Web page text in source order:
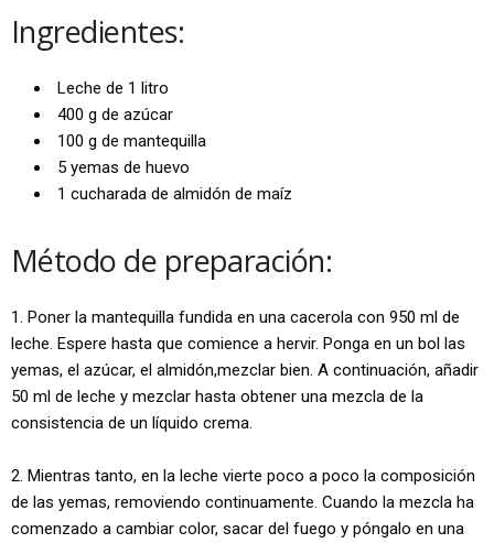
Ingredientes:
Leche de 1 litro
400 g de azúcar
100 g de mantequilla
5 yemas de huevo
1 cucharada de almidón de maíz
Método de preparación:
1. Poner la mantequilla fundida en una cacerola con 950 ml de
leche. Espere hasta que comience a hervir. Ponga en un bol las
yemas, el azúcar, el almidón,mezclar bien. A continuación, añadir
50 ml de leche y mezclar hasta obtener una mezcla de la
consistencia de un líquido crema.
2. Mientras tanto, en la leche vierte poco a poco la composición
de las yemas, removiendo continuamente. Cuando la mezcla ha
comenzado a cambiar color, sacar del fuego y póngalo en una